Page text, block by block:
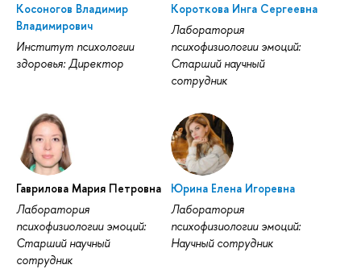
Косоногов Владимир
Владимирович
Институт психологии
здоровья: Директор
Короткова Инга Сергеевна
Лаборатория
психофизиологии эмоций:
Старший научный
сотрудник
Гаврилова Мария Петровна
Лаборатория
психофизиологии эмоций:
Старший научный
сотрудник
Юрина Елена Игоревна
Лаборатория
психофизиологии эмоций:
Научный сотрудник